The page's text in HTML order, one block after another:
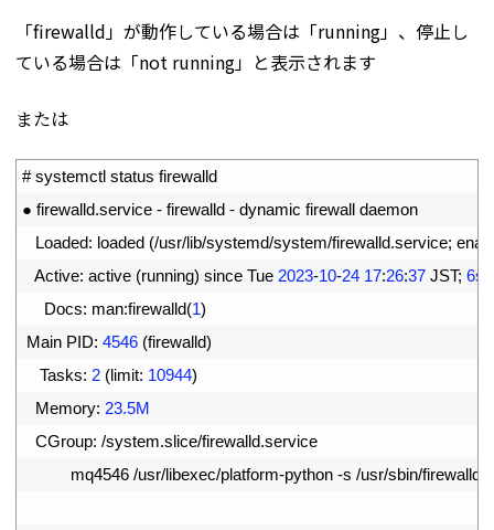
「firewalld」が動作している場合は「running」、停止し
ている場合は「not running」と表示されます
または
# systemctl status firewalld
● firewalld.service - firewalld - dynamic firewall daemon
Loaded: loaded (/usr/lib/systemd/system/firewalld.service;
Active: active (running) since Tue 2023-10-24 17:26:37 JST; 6s
Docs: man:firewalld(1)
Main PID: 4546 (firewalld)
Tasks: 2 (limit: 10944)
Memory: 23.5M
CGroup: /system.slice/firewalld.service
mq4546 /usr/libexec/platform-python -s /usr/sbin/firewalld